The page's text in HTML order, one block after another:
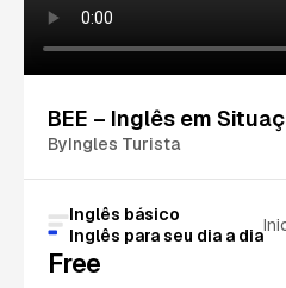
BEE – Inglês em
ByIngles Turista
Inglês básico
Inglês para seu dia a dia
Free